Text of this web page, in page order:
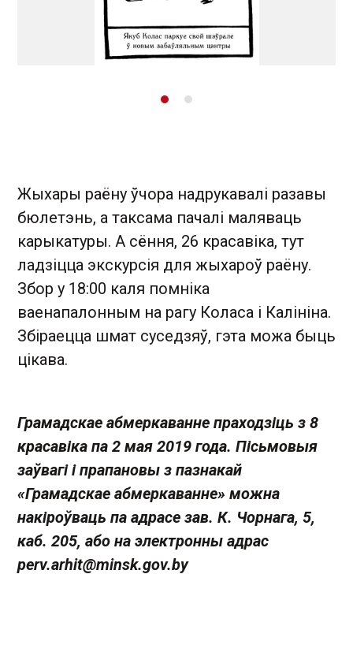
Жыхары раёну ўчора надрукавалі разавы
бюлетэнь, а таксама пачалі маляваць
карыкатуры. А сёння, 26 красавіка, тут
ладзіцца экскурсія для жыхароў раёну.
Збор у 18:00 каля помніка
ваенапалонным на рагу Коласа і Калініна.
Збіраецца шмат суседзяў, гэта можа быць
цікава.
Грамадскае абмеркаванне праходзіць з 8
красавіка па 2 мая 2019 года. Пісьмовыя
заўвагі і прапановы з пазнакай
«Грамадскае абмеркаванне» можна
накіроўваць па адрасе зав. К. Чорнага, 5,
каб. 205, або на электронны адрас
perv.arhit@minsk.gov.by